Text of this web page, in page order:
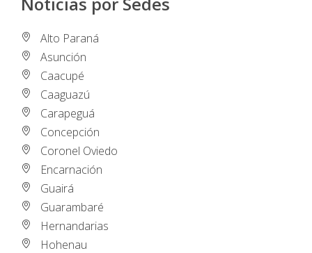
Alto Paraná
Asunción
Caacupé
Caaguazú
Carapeguá
Concepción
Coronel Oviedo
Encarnación
Guairá
Guarambaré
Hernandarias
Hohenau